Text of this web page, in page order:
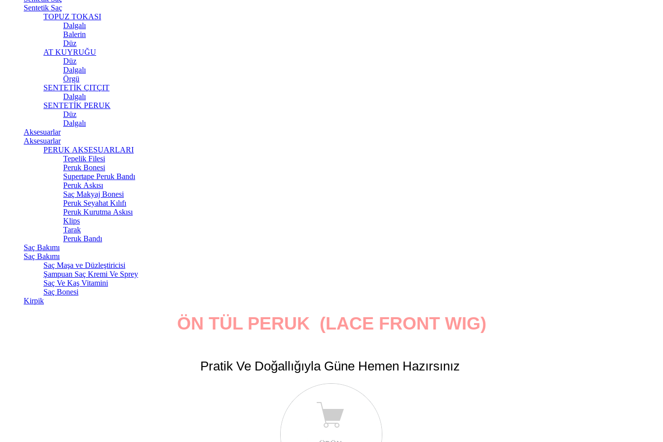
Sentetik Saç
TOPUZ TOKASI
Dalgalı
Balerin
Düz
AT KUYRUĞU
Düz
Dalgalı
Örgü
SENTETİK ÇITÇIT
Dalgalı
SENTETİK PERUK
Düz
Dalgalı
Aksesuarlar
Aksesuarlar
PERUK AKSESUARLARI
Tepelik Filesi
Peruk Bonesi
Supertape Peruk Bandı
Peruk Askısı
Saç Makyaj Bonesi
Peruk Seyahat Kılıfı
Peruk Kurutma Askısı
Klips
Tarak
Peruk Bandı
Saç Bakımı
Saç Bakımı
Saç Maşa ve Düzleştiricisi
Şampuan Saç Kremi Ve Sprey
Saç Ve Kaş Vitamini
Saç Bonesi
Kirpik
ÖN TÜL PERUK (LACE FRONT WIG)
Pratik Ve Doğallığıyla Güne Hemen Hazırsınız